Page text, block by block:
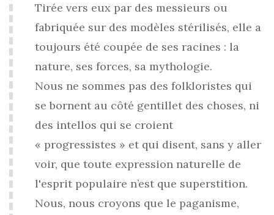
Tirée vers eux par des messieurs ou
fabriquée sur des modèles stérilisés, elle a
toujours été coupée de ses racines : la
nature, ses forces, sa mythologie.
Nous ne sommes pas des folkloristes qui
se bornent au côté gentillet des choses, ni
des intellos qui se croient
« progressistes » et qui disent, sans y aller
voir, que toute expression naturelle de
l'esprit populaire n’est que superstition.
Nous, nous croyons que le paganisme,